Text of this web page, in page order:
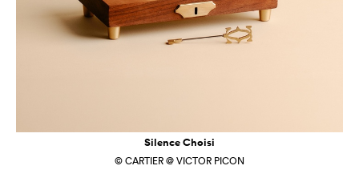
Silence Choisi
© CARTIER @ VICTOR PICON